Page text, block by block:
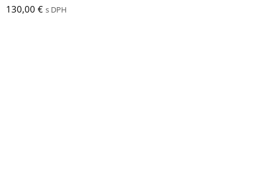
130,00 € s DPH